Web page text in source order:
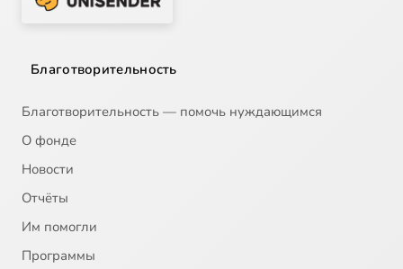
Благотворительность
Благотворительность — помочь нуждающимся
О фонде
Новости
Отчёты
Им помогли
Программы